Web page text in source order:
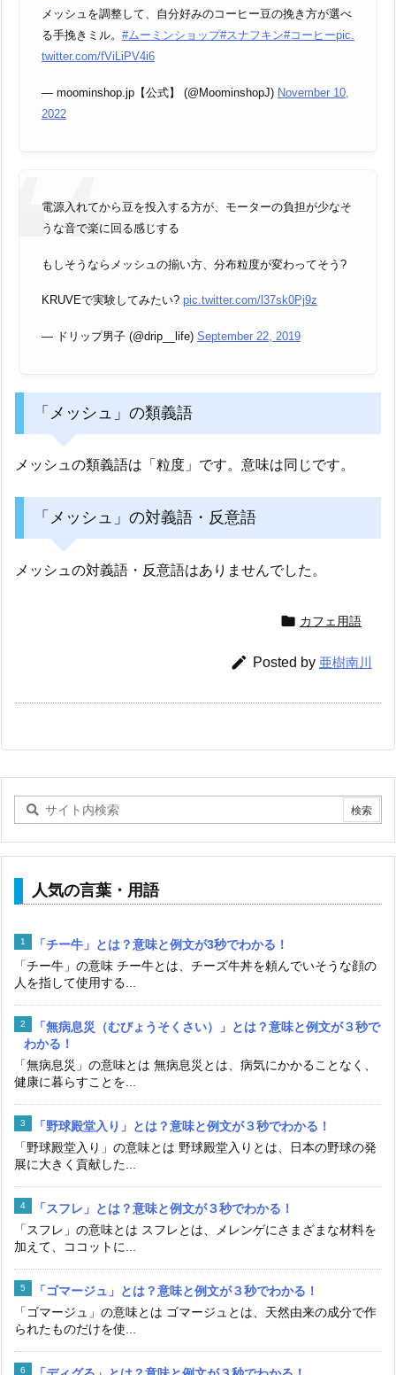
電源入れてから豆を投入する方が、モーターの負担が少なそ
うな音で楽に回る感じする
— ドリップ男子 (@drip__life) September 22, 2019
「メッシュ」の類義語
メッシュの類義語は「粒度」です。意味は同じです。
「メッシュ」の対義語・反意語
メッシュの対義語・反意語はありませんでした。
 カフェ用語
 Posted by亜樹南川
「チー牛」とは？意味と例文が3秒でわかる！
「チー牛」の意味 チー牛とは、チーズ牛丼を頼んでいそうな顔の
人を指して使用する...
「無病息災（むびょうそくさい）」とは？意味と例文が３秒で
「無病息災」の意味とは 無病息災とは、病気にかかることなく、
健康に暮らすことを...
「野球殿堂入り」とは？意味と例文が３秒でわかる！
「野球殿堂入り」の意味とは 野球殿堂入りとは、日本の野球の発
展に大きく貢献した...
「スフレ」とは？意味と例文が３秒でわかる！
「スフレ」の意味とは スフレとは、メレンゲにさまざまな材料を
加えて、ココットに...
「ゴマージュ」とは？意味と例文が３秒でわかる！
「ゴマージュ」の意味とは ゴマージュとは、天然由来の成分で作
られたものだけを使...
「ディグる」とは？意味と例文が３秒でわかる！
「ディグる」の意味とは ディグるとは、若者言葉の一つで、情報
を探す、掘り下げて...
「レスポンス」とは？意味と例文が３秒でわかる！
「レスポンス」の意味とは レスポンスとは、「返事」「応答」
「反応」という意味で...